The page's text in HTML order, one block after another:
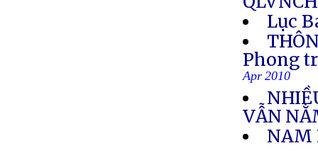
Lục
Phong
Apr 2010
VẪN
NAM